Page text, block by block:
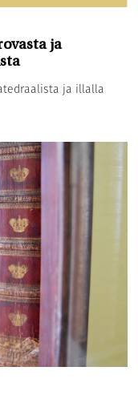
ja
ja illalla